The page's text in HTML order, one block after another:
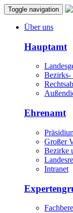
Toggle navigation
Über uns
Hauptamt
Bezirks-
Ehrenamt
Großer
Bezirke
Intranet